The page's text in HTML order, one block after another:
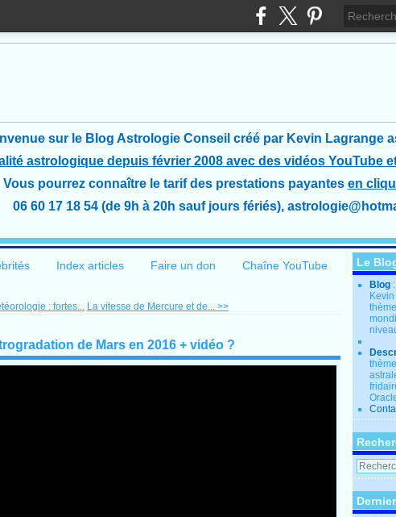
sur le Blog Astrologie Conseil créé par Kevin Lagrange
astrologique depuis février 2008 avec des vidéos YouTube
Vous pourrez connaître le tarif des prestations payantes en
06 60 17 18 54 (de 9h à 20h sauf jours fériés),
Index articles Faire un don Chaîne YouTube
: fortes... La vitesse de Mercure et de... >>
de Mars en 2016 + vidéo ?
Le
Blog